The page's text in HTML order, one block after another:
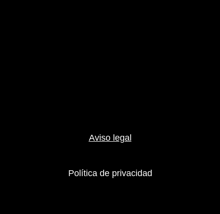
Aviso legal
Política de privacidad